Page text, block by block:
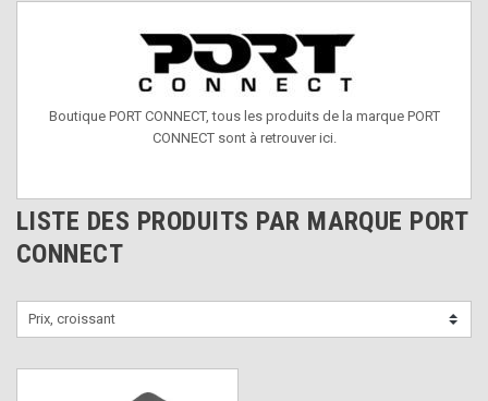
Boutique PORT CONNECT, tous les produits de la marque PORT
CONNECT sont à retrouver ici.
LISTE DES PRODUITS PAR MARQUE PORT
CONNECT
Prix, croissant